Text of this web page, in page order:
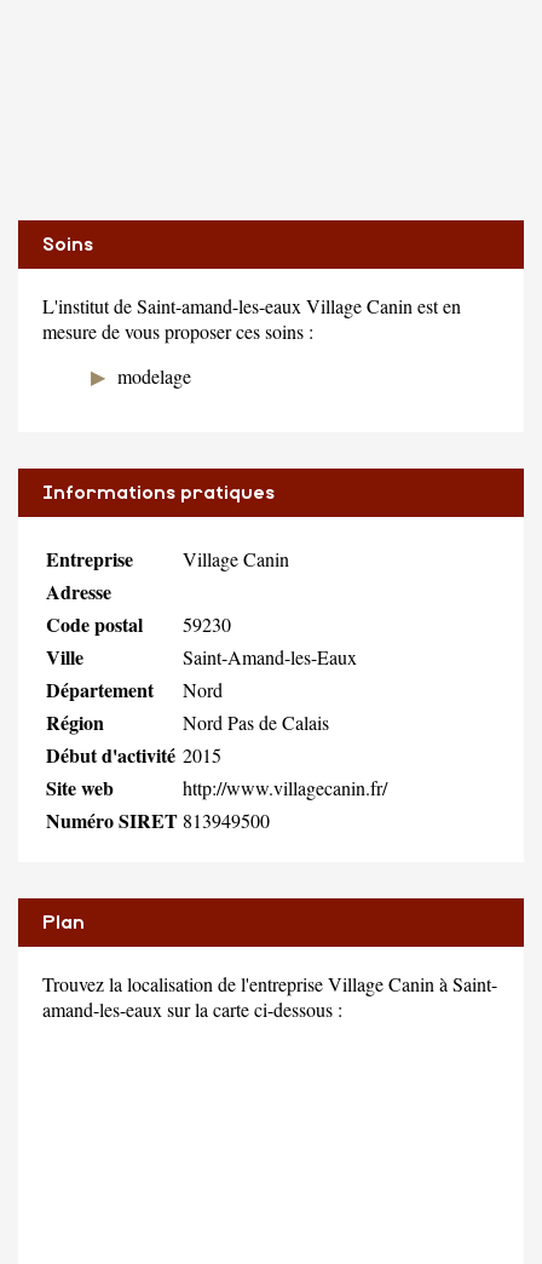
Soins
L'institut de Saint-amand-les-eaux Village Canin est en
mesure de vous proposer ces soins :
modelage
Informations pratiques
Entreprise Village Canin
Adresse
Code postal
59230
Ville Saint-Amand-les-Eaux
Département Nord
Région Nord Pas de Calais
Début d'activité 2015
Site web http://www.villagecanin.fr/
Numéro SIRET 813949500
Plan
Trouvez la localisation de l'entreprise Village Canin à Saint-
amand-les-eaux sur la carte ci-dessous :